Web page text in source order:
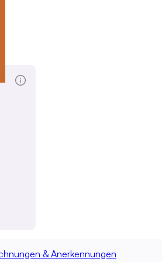
& Anerkennungen